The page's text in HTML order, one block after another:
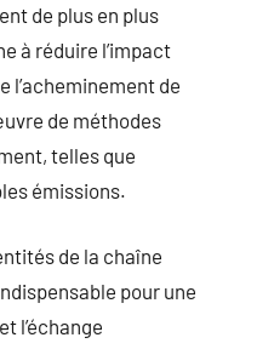
de plus en plus
à réduire l’impact
l’acheminement de
de méthodes
telles que
émissions.
de la chaîne
pour une
l’échange